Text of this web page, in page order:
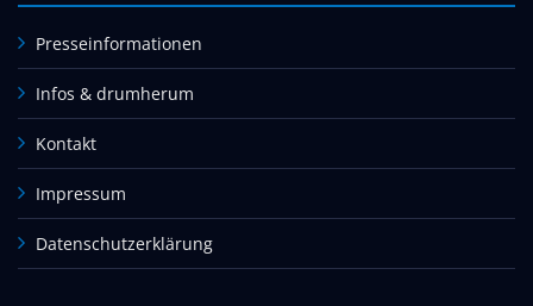
Presseinformationen
Infos & drumherum
Kontakt
Impressum
Datenschutzerklärung